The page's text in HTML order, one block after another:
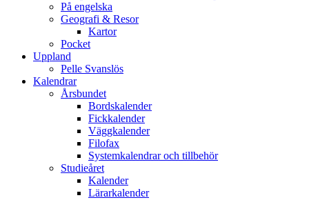
På engelska
Geografi & Resor
Kartor
Pocket
Uppland
Pelle Svanslös
Kalendrar
Årsbundet
Bordskalender
Fickkalender
Väggkalender
Filofax
Systemkalendrar och tillbehör
Studieåret
Kalender
Lärarkalender